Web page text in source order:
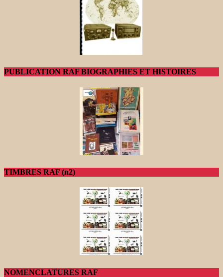
PUBLICATION RAF BIOGRAPHIES ET HISTOIRES
TIMBRES RAF (n2)
NOMENCLATURES RAF